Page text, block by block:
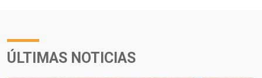
ÚLTIMAS NOTICIAS